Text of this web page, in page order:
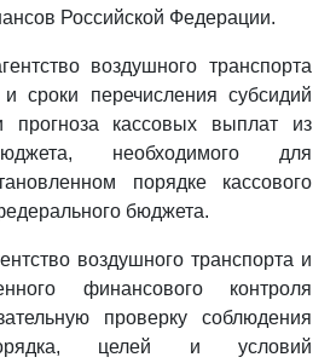
Российской Федерации.
воздушного транспорта
сроки перечисления субсидий
прогноза кассовых выплат из
необходимого для
порядке кассового
бюджета.
воздушного транспорта и
финансового контроля
проверку соблюдения
целей и условий